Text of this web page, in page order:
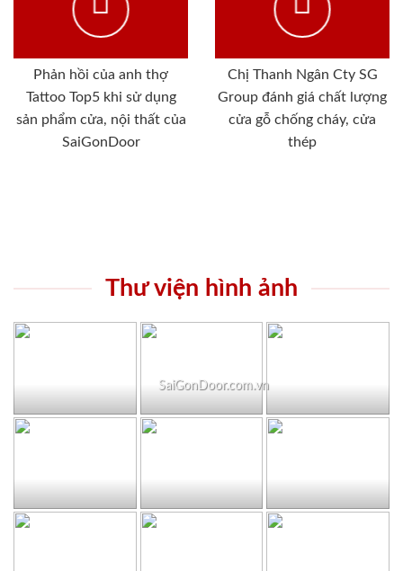
Phản hồi của anh thợ
Tattoo Top5 khi sử dụng
sản phẩm cửa, nội thất của
SaiGonDoor
Chị Thanh Ngân Cty SG
Group đánh giá chất lượng
cửa gỗ chống cháy, cửa
thép
Thư viện hình ảnh
SaiGonDoor.com.vn